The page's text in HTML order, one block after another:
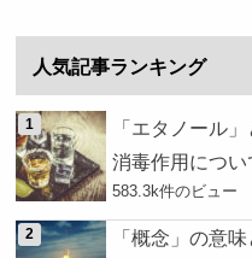
人気記事ランキング
「エタノール
消毒作用につい
583.3k件のビュー
「概念」の意